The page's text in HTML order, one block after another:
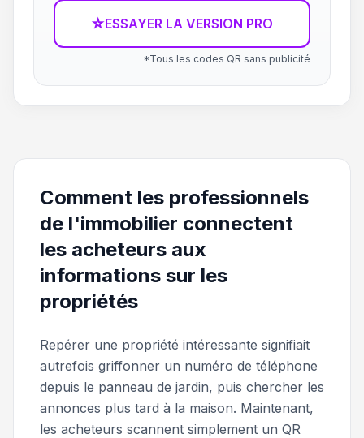
☆ESSAYER LA VERSION PRO
*Tous les codes QR sans publicité
Comment les professionnels
de l'immobilier connectent
les acheteurs aux
informations sur les
propriétés
Repérer une propriété intéressante signifiait
autrefois griffonner un numéro de téléphone
depuis le panneau de jardin, puis chercher les
annonces plus tard à la maison. Maintenant,
les acheteurs scannent simplement un QR